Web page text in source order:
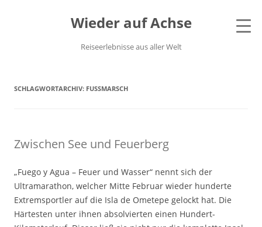
Wieder auf Achse
Reiseerlebnisse aus aller Welt
SCHLAGWORTARCHIV: FUSSMARSCH
Zwischen See und Feuerberg
„Fuego y Agua – Feuer und Wasser“ nennt sich der
Ultramarathon, welcher Mitte Februar wieder hunderte
Extremsportler auf die Isla de Ometepe gelockt hat. Die
Härtesten unter ihnen absolvierten einen Hundert-